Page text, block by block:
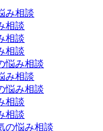
み相談
相談
相談
相談
悩み相談
み相談
悩み相談
相談
相談
の悩み相談